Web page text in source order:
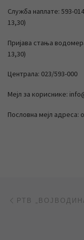
Служба наплате: 593-
13,30)
Пријава стања
13,30)
Централа: 023/593-000
Мејл за кориснике:
Пословна мејл адреса:
Post